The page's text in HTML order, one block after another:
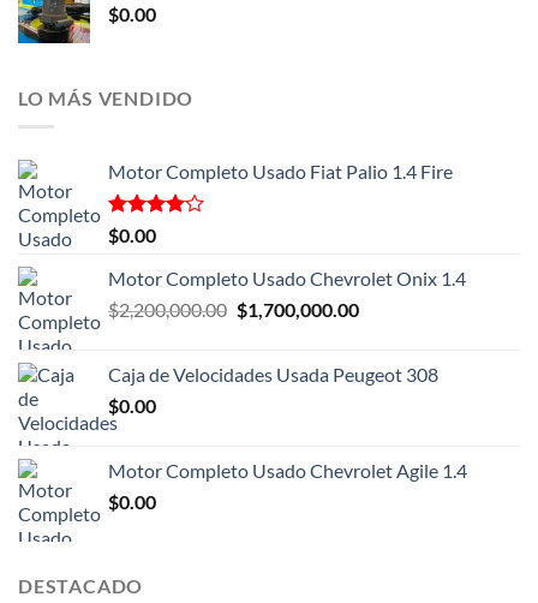
$0.00
LO MÁS VENDIDO
Motor Completo Usado Fiat Palio 1.4 Fire
Valorado
con
de 5
$0.00
Motor Completo Usado Chevrolet Onix 1.4
$2,200,000.00 El
era:
$1,700,000.00El
es:
Caja de Velocidades Usada Peugeot 308
$0.00
Motor Completo Usado Chevrolet Agile 1.4
$0.00
DESTACADO